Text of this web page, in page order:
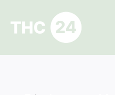
springen
Ratgeber